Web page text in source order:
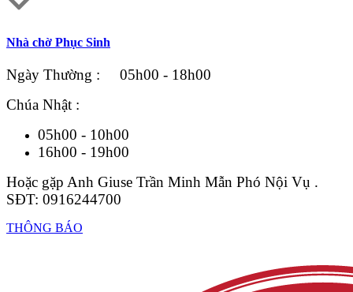
Nhà chờ Phục Sinh
Ngày Thường : 05h00 - 18h00
Chúa Nhật :
05h00 - 10h00
16h00 - 19h00
Hoặc gặp Anh Giuse Trần Minh Mẫn Phó Nội Vụ .
SĐT: 0916244700
THÔNG BÁO